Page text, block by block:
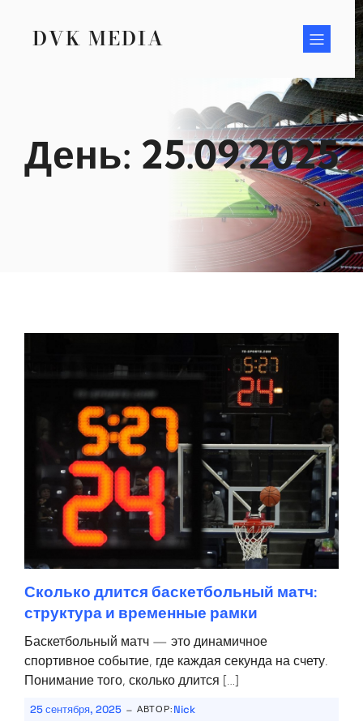
содержимому
DVK MEDIA
День: 25.09.2025
Сколько длится баскетбольный матч:
структура и временные рамки
Баскетбольный матч — это динамичное
спортивное событие, где каждая секунда на счету.
Понимание того, сколько длится […]
25 сентября, 2025 - АВТОР: Nick